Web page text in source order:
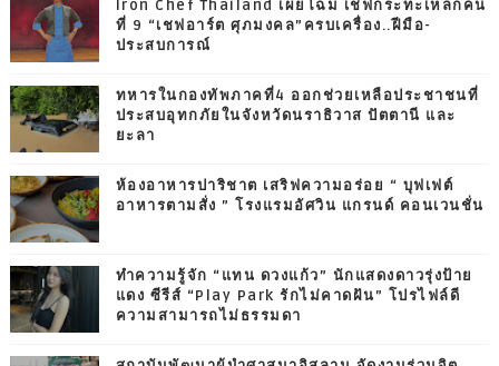
Iron Chef Thailand เผยโฉม เชฟกระทะเหล็กคน
ที่ 9 “เชฟอาร์ต ศุภมงคล”ครบเครื่อง..ฝีมือ-
ประสบการณ์
ทหารในกองทัพภาคที่4 ออกช่วยเหลือประชาชนที่
ประสบอุทกภัยในจังหวัดนราธิวาส ปัตตานี และ
ยะลา
ห้องอาหารปาริชาต เสริฟความอร่อย “ บุฟเฟต์
อาหารตามสั่ง ” โรงแรมอัศวิน แกรนด์ คอนเวนชั่น
ทำความรู้จัก “แทน ดวงแก้ว” นักแสดงดาวรุ่งป้าย
แดง ซีรีส์ “Play Park รักไม่คาดฝัน” โปรไฟล์ดี
ความสามารถไม่ธรรมดา